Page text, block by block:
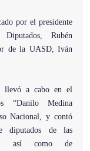
por el presidente
Rubén
de la UASD, Iván
llevó a cabo en el
“Danilo Medina
Nacional, y contó
diputados de las
así como de